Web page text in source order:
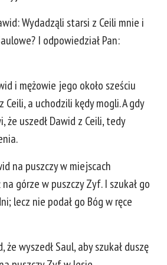
Wydadząli starsi z Ceili mnie i
I odpowiedział Pan:
i mężowie jego około sześciu
Ceili, a uchodzili kędy mogli. A gdy
że uszedł Dawid z Ceili, tedy
na puszczy w miejscach
górze w puszczy Zyf. I szukał go
lecz nie podał go Bóg w ręce
że wyszedł Saul, aby szukał duszę